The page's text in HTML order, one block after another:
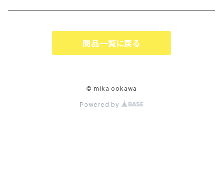
商品一覧に戻る
© mika ookawa
Powered by